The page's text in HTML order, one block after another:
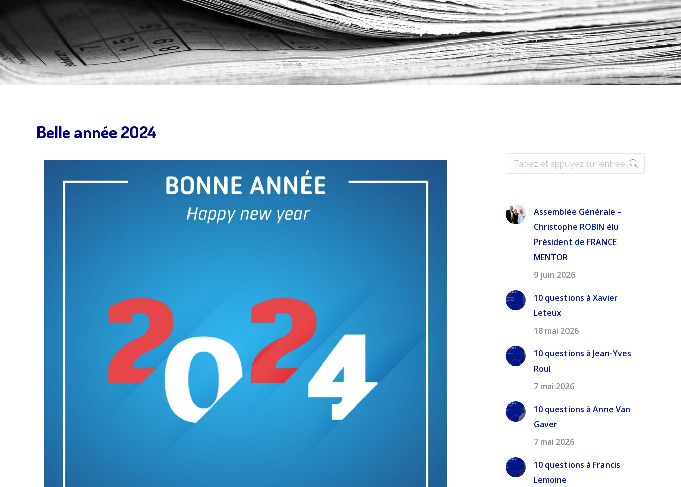
Belle année 2O24
Recherche
:
Assemblée Générale –
Christophe ROBIN élu
Président de FRANCE
MENTOR
9 juin 2026
10 questions à Xavier
Leteux
18 mai 2026
10 questions à Jean-Yves
Roul
7 mai 2026
10 questions à Anne Van
Gaver
7 mai 2026
10 questions à Francis
Lemoine